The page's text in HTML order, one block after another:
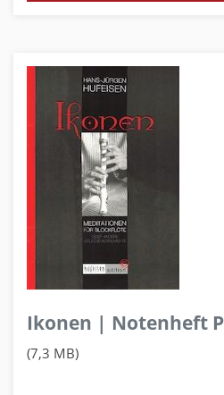
Ikonen | Notenheft
(7,3 MB)